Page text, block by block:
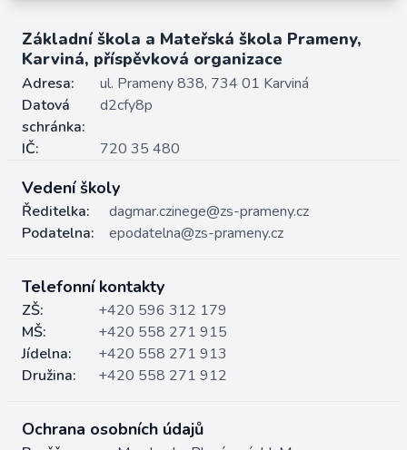
Základní škola a Mateřská škola Prameny,
Karviná, příspěvková organizace
Adresa:
ul. Prameny 838, 734 01 Karviná
Datová
schránka:
d2cfy8p
IČ: 720 35 480
Vedení školy
Ředitelka:
dagmar.czinege@zs-prameny.cz
Podatelna:
epodatelna@zs-prameny.cz
Telefonní kontakty
ZŠ:
+420 596 312 179
MŠ:
+420 558 271 915
Jídelna:
+420 558 271 913
Družina:
+420 558 271 912
Ochrana osobních údajů